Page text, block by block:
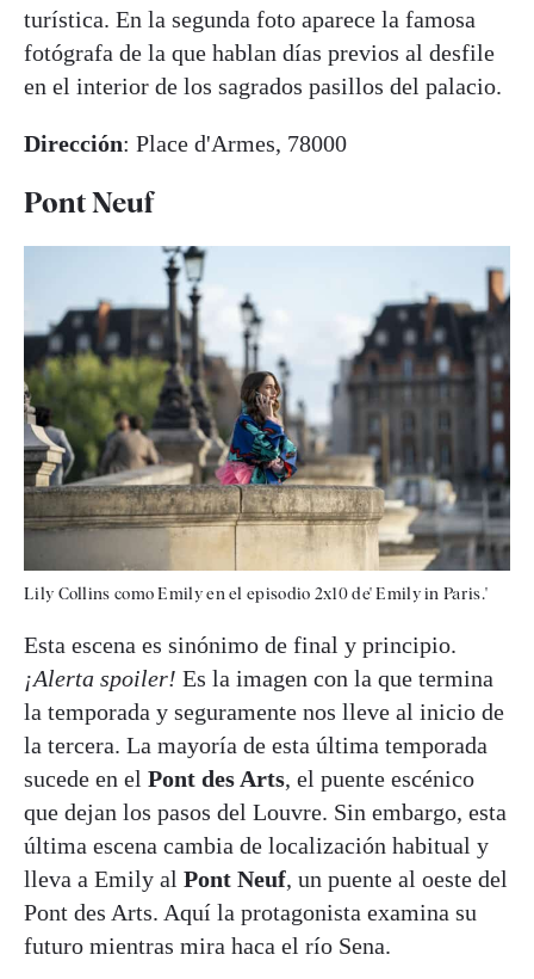
turística. En la segunda foto aparece la famosa
fotógrafa de la que hablan días previos al desfile
en el interior de los sagrados pasillos del palacio.
Dirección: Place d'Armes, 78000
Pont Neuf
Lily Collins como Emily en el episodio 2x10 de' Emily in Paris.'
Esta escena es sinónimo de final y principio.
¡Alerta spoiler! Es la imagen con la que termina
la temporada y seguramente nos lleve al inicio de
la tercera. La mayoría de esta última temporada
sucede en el Pont des Arts, el puente escénico
que dejan los pasos del Louvre. Sin embargo, esta
última escena cambia de localización habitual y
lleva a Emily al Pont Neuf, un puente al oeste del
Pont des Arts. Aquí la protagonista examina su
futuro mientras mira haca el río Sena.